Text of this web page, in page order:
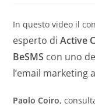
In questo video il
esperto diActive
BeSMS con uno
l’email marketing
Paolo Coiro,